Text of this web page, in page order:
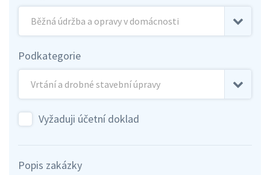
Podkategorie
Vyžaduji účetní doklad
Popis zakázky